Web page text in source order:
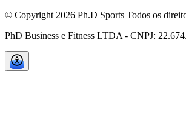
© Copyright 2026 Ph.D Sports Todos os
PhD Business e Fitness LTDA - CNPJ: